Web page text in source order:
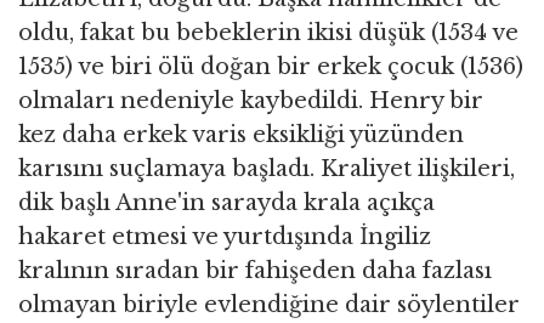
oldu, fakat bu bebeklerin ikisi düşük (1534 ve
1535) ve biri ölü doğan bir erkek çocuk (1536)
olmaları nedeniyle kaybedildi. Henry bir
kez daha erkek varis eksikliği yüzünden
karısını suçlamaya başladı. Kraliyet ilişkileri,
dik başlı Anne'in sarayda krala açıkça
hakaret etmesi ve yurtdışında İngiliz
kralının sıradan bir fahişeden daha fazlası
olmayan biriyle evlendiğine dair söylentiler